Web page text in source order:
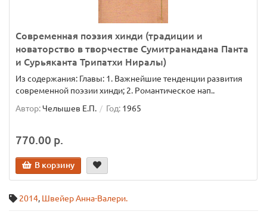
Современная поэзия хинди (традиции и
новаторство в творчестве Сумитранандана Панта
и Сурьяканта Трипатхи Ниралы)
Из содержания: Главы: 1. Важнейшие тенденции развития
современной поэзии хинди; 2. Романтическое нап..
Автор:Челышев Е.П. Год: 1965
770.00 р.
В корзину
2014, Швейер Анна-Валери.